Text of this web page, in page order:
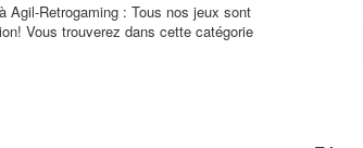
Retrogaming : Tous nos jeux sont
Vous trouverez dans cette catégorie